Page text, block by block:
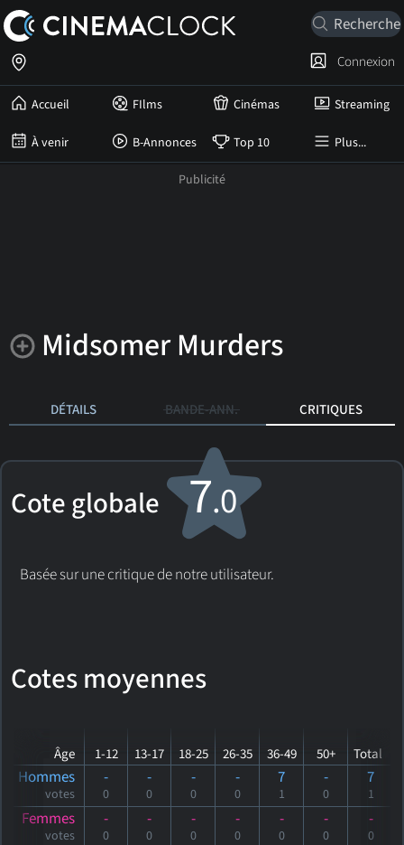
Accueil FIlms Cinémas Streaming
À venir B-Annonces Top 10 Plus...
Connexion
Midsomer Murders
DÉTAILS BANDE-ANN. CRITIQUES
Cote globale 7.0
Basée sur une critique de notre utilisateur.
Cotes moyennes
Âge 1-12 13-17 18-25 26-35 36-49 50+ Total
Hommes
votes
-
0
-
0
-
0
-
0
7
1
-
0
7
1
Femmes
votes
-
0
-
0
-
0
-
0
-
0
-
0
-
0